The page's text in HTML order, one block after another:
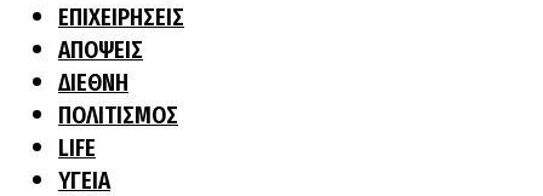
ΕΠΙΧΕΙΡΗΣΕΙΣ
ΑΠΟΨΕΙΣ
ΔΙΕΘΝΗ
ΠΟΛΙΤΙΣΜΟΣ
LIFE
ΥΓΕΙΑ